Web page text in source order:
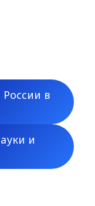
в
и